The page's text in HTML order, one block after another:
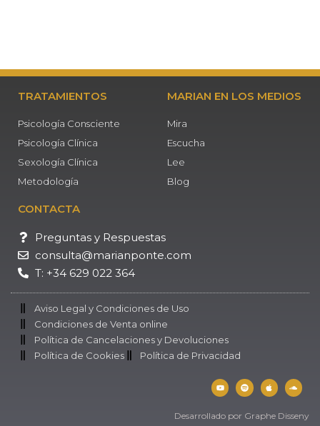
TRATAMIENTOS
Psicología Consciente
Psicología Clínica
Sexología Clínica
Metodología
MARIAN EN LOS MEDIOS
Mira
Escucha
Lee
Blog
CONTACTA
Preguntas y Respuestas
consulta@marianponte.com
T: +34 629 022 364
Aviso Legal y Condiciones de Uso
Condiciones de Venta online
Política de Cancelaciones y Devoluciones
Política de Cookies
Política de Privacidad
Desarrollado por Graphe Disseny